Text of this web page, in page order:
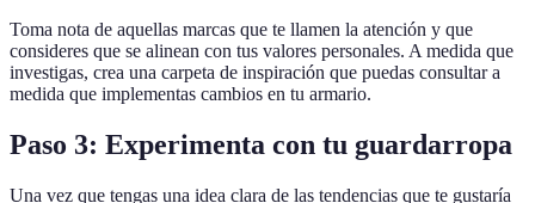
Toma nota de aquellas marcas que te llamen la atención y que
consideres que se alinean con tus valores personales. A medida que
investigas, crea una carpeta de inspiración que puedas consultar a
medida que implementas cambios en tu armario.
Paso 3: Experimenta con tu guardarropa
Una vez que tengas una idea clara de las tendencias que te gustaría